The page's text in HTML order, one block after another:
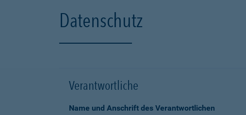
Datenschutz
Verantwortliche
Name und Anschrift des Verantwortlichen